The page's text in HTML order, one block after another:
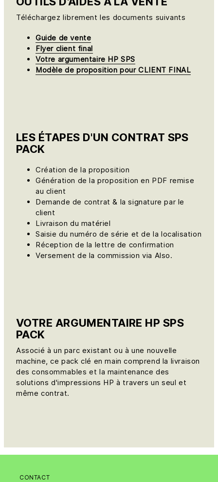
Téléchargez librement les documents suivants
Guide de vente
Flyer client final
Votre argumentaire HP SPS
Modèle de proposition pour CLIENT FINAL
LES ÉTAPES D'UN CONTRAT SPS
PACK
Création de la proposition
Génération de la proposition en PDF remise
au client
Demande de contrat & la signature par le
client
Livraison du matériel
Saisie du numéro de série et de la localisation
Réception de la lettre de confirmation
Versement de la commission via Also.
VOTRE ARGUMENTAIRE HP SPS
PACK
Associé à un parc existant ou à une nouvelle
machine, ce pack clé en main comprend la livraison
des consommables et la maintenance des
solutions d'impressions HP à travers un seul et
même contrat.
CONTACT